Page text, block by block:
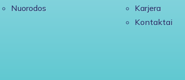
Nuorodos
Karjera
Kontaktai